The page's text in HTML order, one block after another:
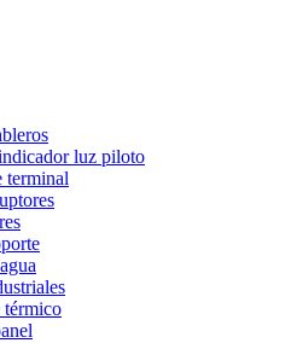
luz piloto
terminal
térmico